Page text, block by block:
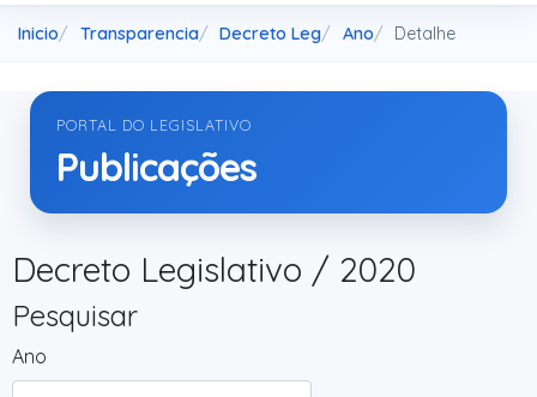
Inicio Transparencia Decreto Leg Ano Detalhe
PORTAL DO LEGISLATIVO
Publicações
Decreto Legislativo / 2020
Pesquisar
Ano